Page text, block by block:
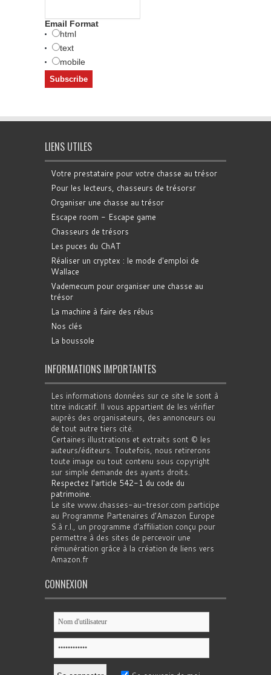
Email Format
html
text
mobile
LIENS UTILES
Votre prestataire pour votre chasse au trésor
Pour les lecteurs, chasseurs de trésorsr
Organiser une chasse au trésor
Escape room - Escape game
Chasseurs de trésors
Les puces du ChAT
Réaliser un cryptex : le mode d'emploi de
Wallace
Vademecum pour organiser une chasse au
trésor
La machine à faire des rébus
Nos clés
La boussole
INFORMATIONS IMPORTANTES
Les informations données sur ce site le sont à
titre indicatif. Il vous appartient de les vérifier
auprès des organisateurs, des annonceurs ou
de tout autre tiers cité.
Certaines illustrations et extraits sont © les
auteurs/éditeurs. Toutefois, nous retirerons
toute image ou tout contenu sous copyright
sur simple demande des ayants droits.
Respectez l'article 542-1 du code du
patrimoine.
Le site www.chasses-au-tresor.com participe
au Programme Partenaires d’Amazon Europe
S.à r.l., un programme d’affiliation conçu pour
permettre à des sites de percevoir une
rémunération grâce à la création de liens vers
Amazon.fr
CONNEXION